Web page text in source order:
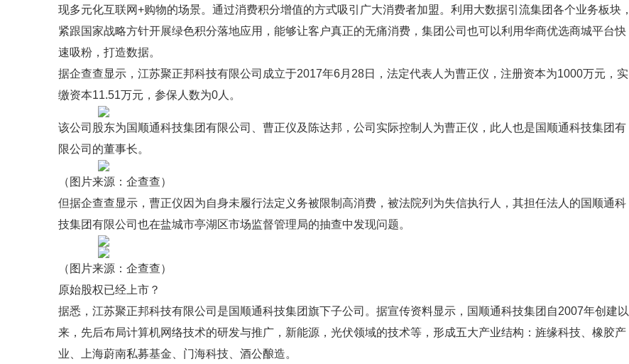
现多元化互联网+购物的场景。通过消费积分增值的方式吸引广大消费者加盟。利用大数据引流集团各个业务板块，
紧跟国家战略方针开展绿色积分落地应用，能够让客户真正的无痛消费，集团公司也可以利用华商优选商城平台快
速吸粉，打造数据。
据企查查显示，江苏聚正邦科技有限公司成立于2017年6月28日，法定代表人为曹正仪，注册资本为1000万元，实
缴资本11.51万元，参保人数为0人。
该公司股东为国顺通科技集团有限公司、曹正仪及陈达邦，公司实际控制人为曹正仪，此人也是国顺通科技集团有
限公司的董事长。
（图片来源：企查查）
但据企查查显示，曹正仪因为自身未履行法定义务被限制高消费，被法院列为失信执行人，其担任法人的国顺通科
技集团有限公司也在盐城市亭湖区市场监督管理局的抽查中发现问题。
（图片来源：企查查）
原始股权已经上市？
据悉，江苏聚正邦科技有限公司是国顺通科技集团旗下子公司。据宣传资料显示，国顺通科技集团自2007年创建以
来，先后布局计算机网络技术的研发与推广，新能源，光伏领域的技术等，形成五大产业结构：旌缘科技、橡胶产
业、上海蔚南私募基金、门海科技、酒公酿造。